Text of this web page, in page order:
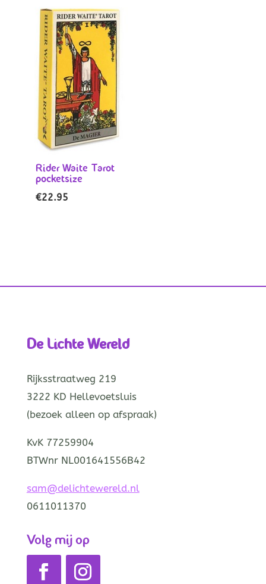
Rider Waite Tarot
pocketsize
€22.95
De Lichte Wereld
Rijksstraatweg 219
3222 KD Hellevoetsluis
(bezoek alleen op afspraak)
KvK 77259904
BTWnr NL001641556B42
sam@delichtewereld.nl
0611011370
Volg mij op